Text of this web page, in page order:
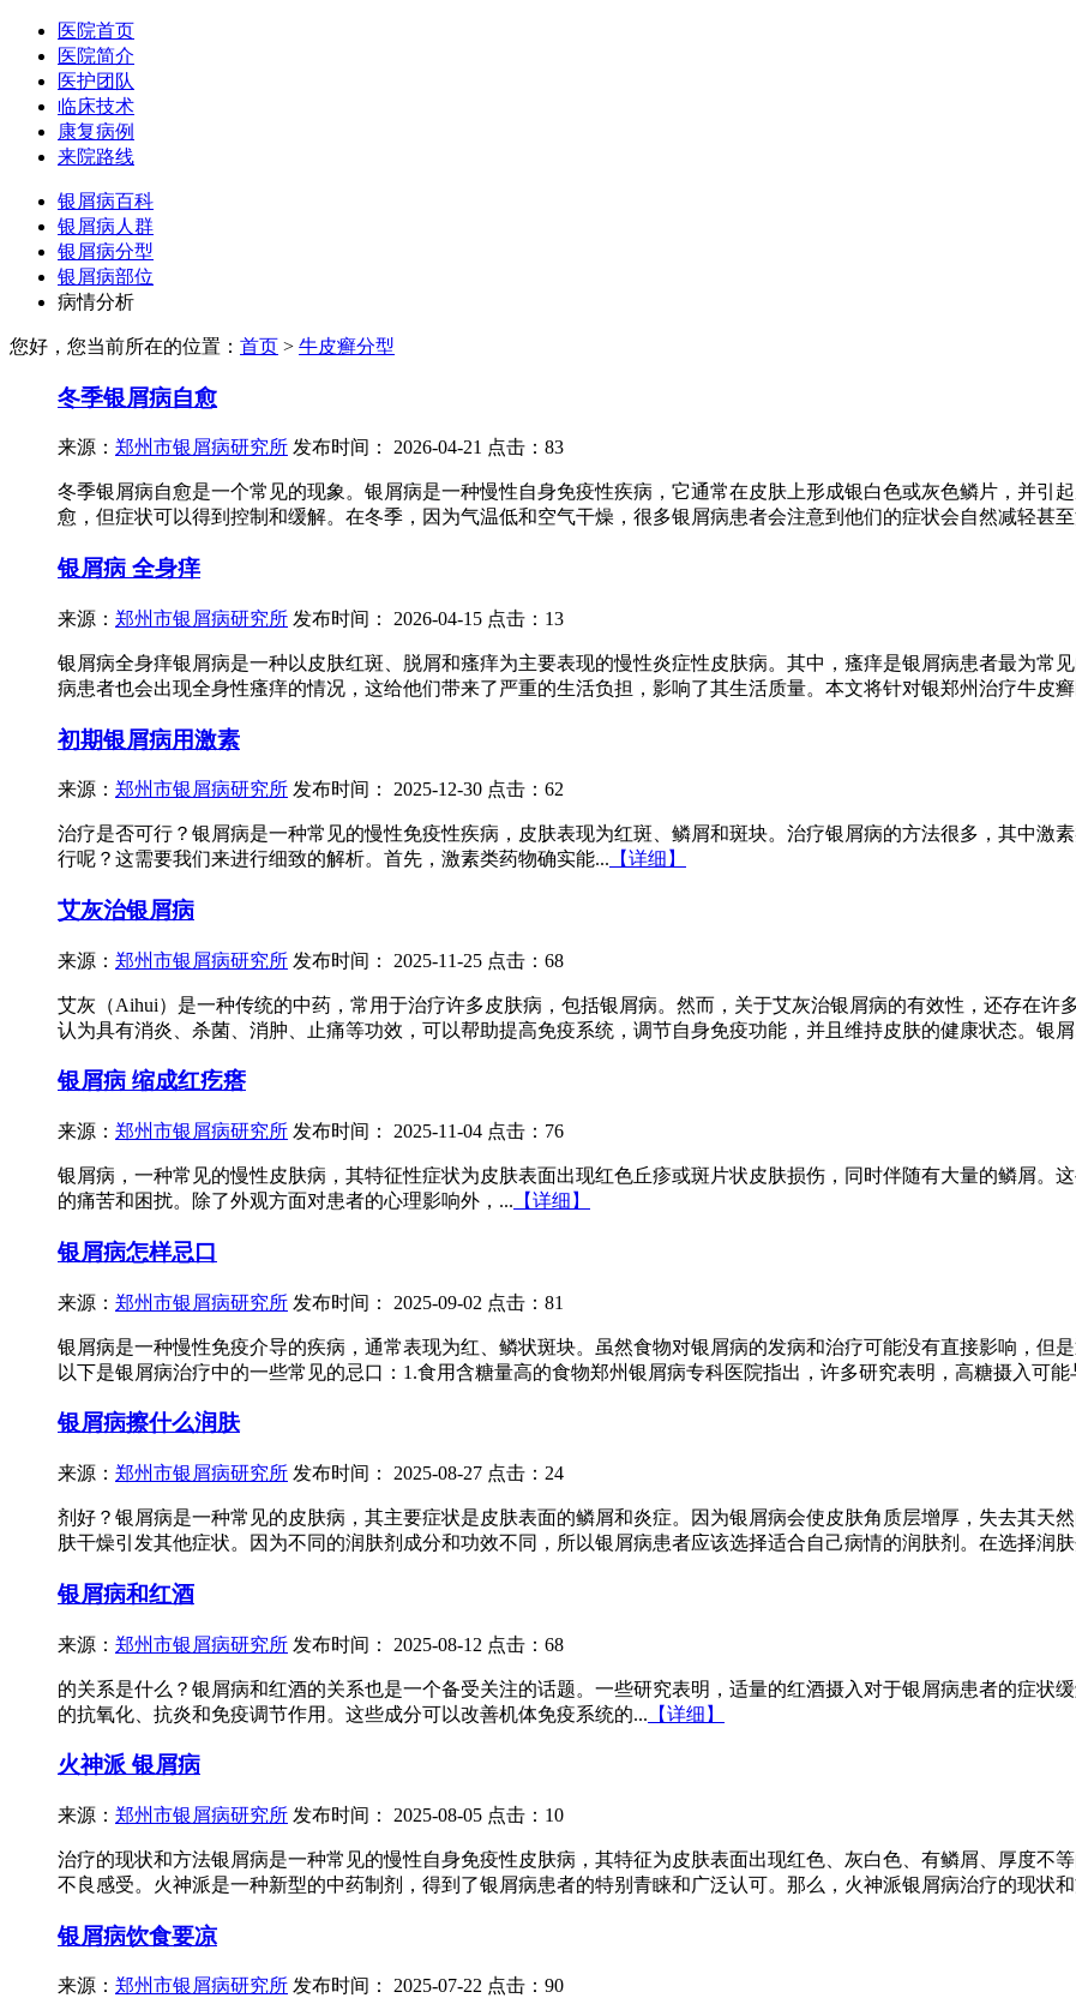
医院首页
医院简介
医护团队
临床技术
康复病例
来院路线
银屑病百科
银屑病人群
银屑病分型
银屑病部位
病情分析
您好，您当前所在的位置： 首页 > 牛皮癣分型
冬季银屑病自愈
来源： 郑州市银屑病研究所 发布时间： 2026-04-21 点击： 83
冬季银屑病自愈是一个常见的现象。银屑病是一种慢性自身免疫性疾病，它通常在皮肤上形成银白色或灰色鳞片，并引
愈，但症状可以得到控制和缓解。在冬季，因为气温低和空气干燥，很多银屑病患者会注意到他们的症状会自然减轻甚
银屑病 全身痒
来源： 郑州市银屑病研究所 发布时间： 2026-04-15 点击： 13
银屑病全身痒银屑病是一种以皮肤红斑、脱屑和瘙痒为主要表现的慢性炎症性皮肤病。其中，瘙痒是银屑病患者最为常
病患者也会出现全身性瘙痒的情况，这给他们带来了严重的生活负担，影响了其生活质量。本文将针对银郑州治疗牛皮
初期银屑病用激素
来源： 郑州市银屑病研究所 发布时间： 2025-12-30 点击： 62
治疗是否可行？银屑病是一种常见的慢性免疫性疾病，皮肤表现为红斑、鳞屑和斑块。治疗银屑病的方法很多，其中激
行呢？这需要我们来进行细致的解析。首先，激素类药物确实能... 【详细】
艾灰治银屑病
来源： 郑州市银屑病研究所 发布时间： 2025-11-25 点击： 68
艾灰（Aihui）是一种传统的中药，常用于治疗许多皮肤病，包括银屑病。然而，关于艾灰治银屑病的有效性，还存在许
认为具有消炎、杀菌、消肿、止痛等功效，可以帮助提高免疫系统，调节自身免疫功能，并且维持皮肤的健康状态。银屑
银屑病 缩成红疙瘩
来源： 郑州市银屑病研究所 发布时间： 2025-11-04 点击： 76
银屑病，一种常见的慢性皮肤病，其特征性症状为皮肤表面出现红色丘疹或斑片状皮肤损伤，同时伴随有大量的鳞屑。
的痛苦和困扰。除了外观方面对患者的心理影响外，... 【详细】
银屑病怎样忌口
来源： 郑州市银屑病研究所 发布时间： 2025-09-02 点击： 81
银屑病是一种慢性免疫介导的疾病，通常表现为红、鳞状斑块。虽然食物对银屑病的发病和治疗可能没有直接影响，但
以下是银屑病治疗中的一些常见的忌口：1.食用含糖量高的食物郑州银屑病专科医院指出，许多研究表明，高糖摄入可
银屑病擦什么润肤
来源： 郑州市银屑病研究所 发布时间： 2025-08-27 点击： 24
剂好？银屑病是一种常见的皮肤病，其主要症状是皮肤表面的鳞屑和炎症。因为银屑病会使皮肤角质层增厚，失去其天
肤干燥引发其他症状。因为不同的润肤剂成分和功效不同，所以银屑病患者应该选择适合自己病情的润肤剂。在选择润
银屑病和红酒
来源： 郑州市银屑病研究所 发布时间： 2025-08-12 点击： 68
的关系是什么？银屑病和红酒的关系也是一个备受关注的话题。一些研究表明，适量的红酒摄入对于银屑病患者的症状
的抗氧化、抗炎和免疫调节作用。这些成分可以改善机体免疫系统的... 【详细】
火神派 银屑病
来源： 郑州市银屑病研究所 发布时间： 2025-08-05 点击： 10
治疗的现状和方法银屑病是一种常见的慢性自身免疫性皮肤病，其特征为皮肤表面出现红色、灰白色、有鳞屑、厚度不
不良感受。火神派是一种新型的中药制剂，得到了银屑病患者的特别青睐和广泛认可。那么，火神派银屑病治疗的现状
银屑病饮食要凉
来源： 郑州市银屑病研究所 发布时间： 2025-07-22 点击： 90